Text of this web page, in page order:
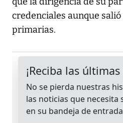
credenciales aunque salió
primarias.